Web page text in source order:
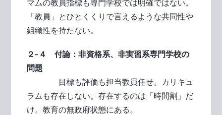
マムの教員指標も専門学校では明確ではない。
「教員」とひとくくりで言えるような共同性や
組織性を持たない。
２-４ 付論：非資格系、非実習系専門学校の
問題
目標も評価も担当教員任せ。カリキュ
ラムも存在しない。存在するのは「時間割」だ
け。教育の無政府状態にある。